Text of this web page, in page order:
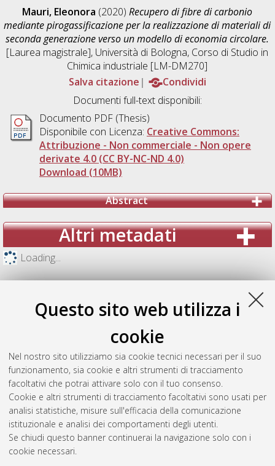
Questo sito web utilizza i
cookie
Nel nostro sito utilizziamo sia cookie tecnici necessari per il suo
funzionamento, sia cookie e altri strumenti di tracciamento
facoltativi che potrai attivare solo con il tuo consenso.
Cookie e altri strumenti di tracciamento facoltativi sono usati per
analisi statistiche, misure sull'efficacia della comunicazione
istituzionale e analisi dei comportamenti degli utenti.
Se chiudi questo banner continuerai la navigazione solo con i
cookie necessari.
Mauri, Eleonora (2020)Recupero di fibre di carbonio
mediante pirogassificazione per la realizzazione di materiali di
seconda generazione verso un modello di economia circolare.
[Laurea magistrale], Università di Bologna, Corso di Studio in
Chimica industriale [LM-DM270]
Salva citazione
Condividi
Documenti full-text disponibili:
Documento PDF (Thesis)
Disponibile con Licenza: Creative Commons:
Attribuzione - Non commerciale - Non opere
derivate 4.0 (CC BY-NC-ND 4.0)
Download (10MB)
Abstract
Altri metadati
Loading...
Gestione del documento: